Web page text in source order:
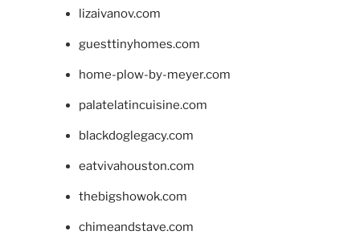
lizaivanov.com
guesttinyhomes.com
home-plow-by-meyer.com
palatelatincuisine.com
blackdoglegacy.com
eatvivahouston.com
thebigshowok.com
chimeandstave.com